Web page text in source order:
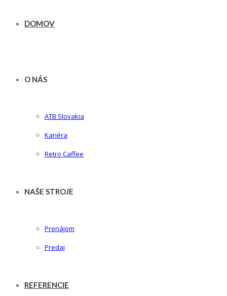
DOMOV
O NÁS
ATB Slovakia
Kariéra
Retro Caffee
NAŠE STROJE
Prenájom
Predaj
REFERENCIE